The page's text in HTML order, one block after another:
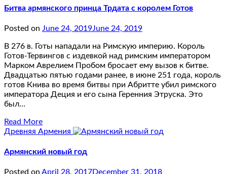
Битва армянского принца Трдата с королем Готов
Posted on June 24, 2019June 24, 2019
В 276 в. Готы нападали на Римскую империю. Король
Готов-Тервингов с издевкой над римским императором
Марком Аврелием Пробом бросает ему вызов к битве.
Двадцатью пятью годами ранее, в июне 251 года, король
готов Книва во время битвы при Абритте убил римского
императора Деция и его сына Геренния Этруска. Это
был…
Read More
Древняя Армения
Армянский новый год
Posted on April 28, 2017December 31, 2018